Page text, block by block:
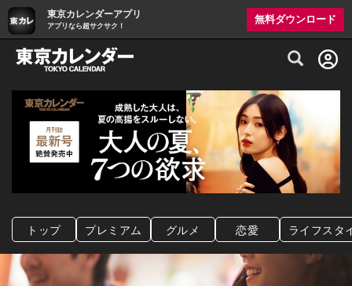
東京カレンダーアプリ
アプリなら超サクサク！
無料ダウンロード
グルメ情報・プレミアムレストラン予約
トップ プレミアム グルメ 恋愛 ライフスタ